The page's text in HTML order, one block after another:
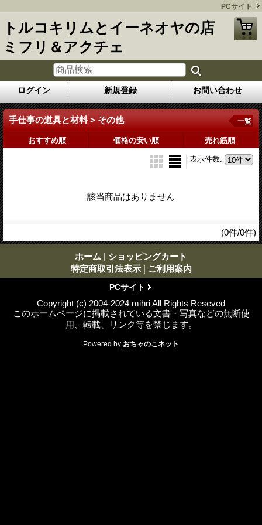
PCサイト
トルコキリムとイーネオヤの店
ミフリ＆アクチェ
ログイン 新規登録 お問い合わせ
手仕事の道具と材料 > その他 一覧
おすすめ順 価格の安い順 売れ筋順
表示件数:
該当商品はありません
(0件/0件)
ホーム | ショッピングカート
特定商取引法表示 | ご利用案内
PCサイト
Copyright (c) 2004-2024 mihri All Rights Reseved
このホームページに掲載されている文書・写真などの無断使
用、転載、リンク等を禁じます。
Powered by おちゃのこネット